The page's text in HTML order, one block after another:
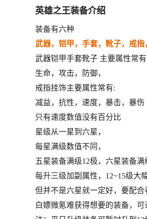
英雄之王装备介绍
装备有六种
武器，铠甲，手套，靴子，戒指
武器铠甲手套靴子 主要属性常有
生命，攻击，防御，
戒指挂饰主要属性常有:
减益，抗性，速度，暴击，暴伤
只有速度数值没有百分比
星级从一星到六星，
每星满级数值不同，
五星装备满级12极，六星装备满
每升三级加副属性，12~15级大
但并不是六星就一定好，要配合
白嫖微氪难获得想要的装备，